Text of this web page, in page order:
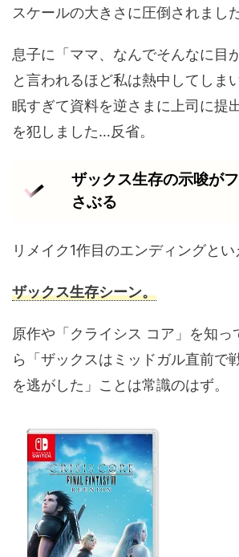
スケールの大きさに圧倒されました
息子に「ママ、なんでそんなに目
と言われるほど私は熱中してしま
眠すぎて資料を逆さまに上司に提
を犯しました…反省。
ザックス生存の示唆が
さぶる
リメイク1作目のエンディングと
ザックス生存シーン。
原作や「クライシス コア」を知っ
ら「ザックスはミッドガル直前で
を逃がした」ことは常識のはず。